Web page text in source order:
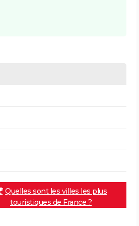
Quelles sont les villes les plus
touristiques de France ?